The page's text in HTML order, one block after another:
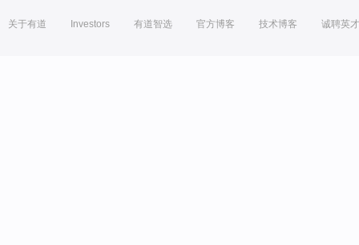
关于有道 Investors 有道智选 官方博客 技术博客 诚聘英才